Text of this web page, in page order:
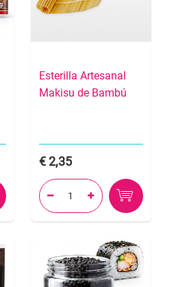
Esterilla Artesanal
Makisu de Bambú
2,35
 